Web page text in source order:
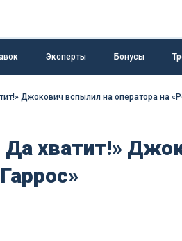
Эксперты Бонусы
Джокович вспылил на оператора на
хватит!»